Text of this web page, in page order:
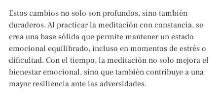
Estos cambios no solo son profundos, sino también
duraderos. Al practicar la meditación con constancia, se
crea una base sólida que permite mantener un estado
emocional equilibrado, incluso en momentos de estrés o
dificultad. Con el tiempo, la meditación no solo mejora el
bienestar emocional, sino que también contribuye a una
mayor resiliencia ante las adversidades.